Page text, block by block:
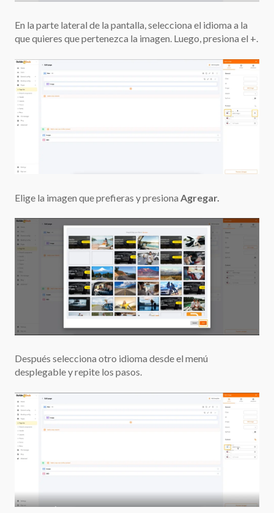
En la parte lateral de la pantalla, selecciona el idioma a la
que quieres que pertenezca la imagen. Luego, presiona el +.
Elige la imagen que prefieras y presiona Agregar.
Después selecciona otro idioma desde el menú
desplegable y repite los pasos.